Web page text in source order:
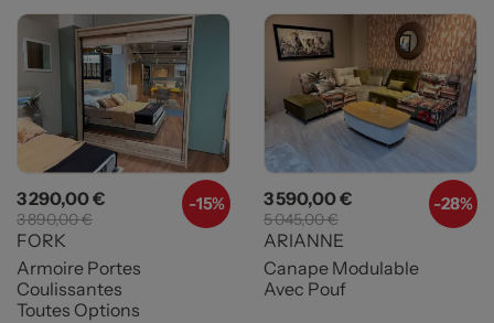
-15%
Prix
3 290,00 € Prix de base
3 890,00 €
FORK
Armoire Portes
Coulissantes
Toutes Options
-28%
Prix
3 590,00 € Prix de base
5 045,00 €
ARIANNE
Canape Modulable
Avec Pouf